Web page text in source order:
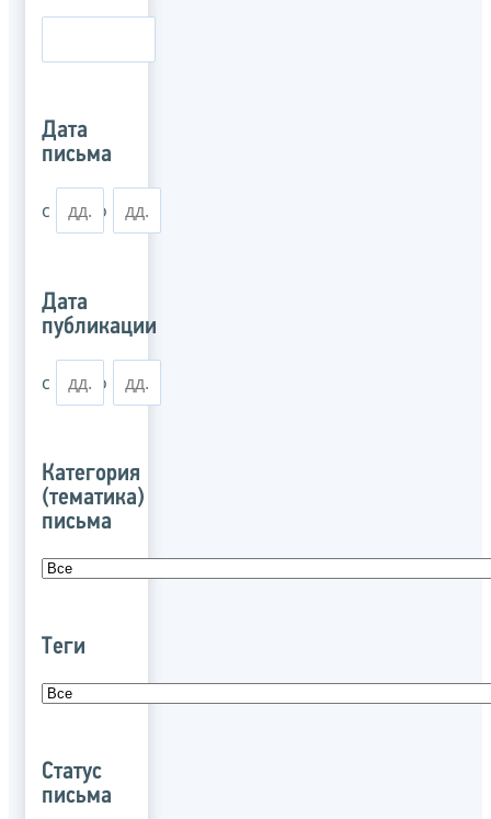
Дата
письма
с по
Дата
публикации
с по
Категория
(тематика)
письма
Теги
Статус
письма